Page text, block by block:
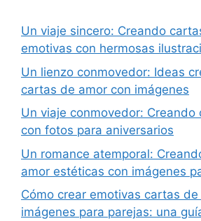
Un viaje sincero: Creando
emotivas con hermosas
Un lienzo conmovedor: Ideas
cartas de amor con imágenes
Un viaje conmovedor:
con fotos para aniversarios
Un romance atemporal:
amor estéticas con imágenes
Cómo crear emotivas cartas de
imágenes para parejas: una